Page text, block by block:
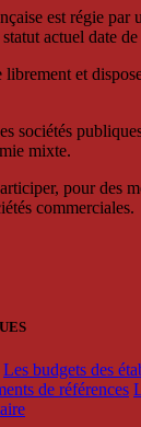
est régie par
actuel date
et
sociétés
mixte.
pour des
commerciales.
Les budgets des
de références